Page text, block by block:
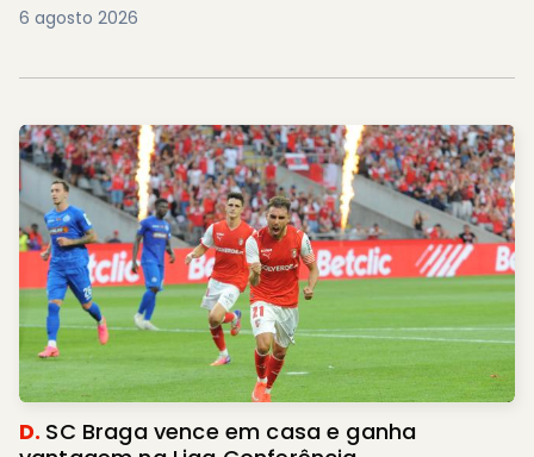
6 agosto 2026
D. SC Braga vence em casa e ganha